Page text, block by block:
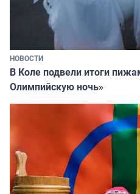
НОВОСТИ
В Коле подвели итоги
Олимпийскую ночь»